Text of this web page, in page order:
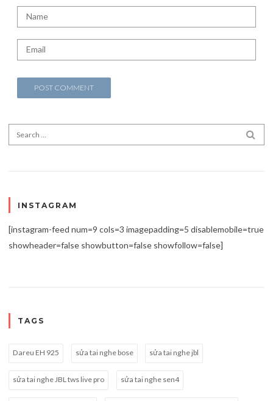
Search for:
INSTAGRAM
[instagram-feed num=9 cols=3 imagepadding=5 disablemobile=true
showheader=false showbutton=false showfollow=false]
TAGS
Dareu EH 925 sửa tai nghe bose sửa tai nghe jbl
sửa tai nghe JBL tws live pro sửa tai nghe sen4